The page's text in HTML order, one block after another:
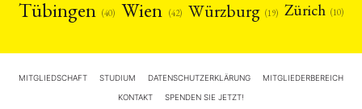
Tübingen (40) Wien (42) Würzburg (19) Zürich (10)
MITGLIEDSCHAFT STUDIUM DATENSCHUTZERKLÄRUNG MITGLIEDERBEREICH
KONTAKT SPENDEN SIE JETZT!